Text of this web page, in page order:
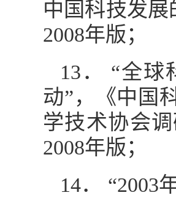
中国科技发
2008年版；
13． “全球
动”，《中国
学技术协会
2008年版；
14． “2003